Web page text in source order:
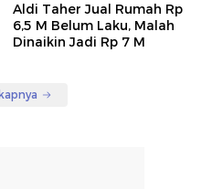
Aldi Taher Jual Rumah Rp
6,5 M Belum Laku, Malah
Dinaikin Jadi Rp 7 M